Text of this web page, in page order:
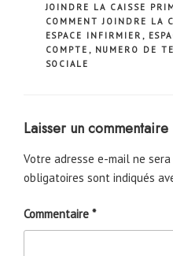
JOINDRE LA CAISSE
COMMENT JOINDRE LA
ESPACE INFIRMIER ,
COMPTE , NUMERO DE
SOCIALE
Laisser un commentaire
Votre adresse e-mail ne
obligatoires sont indiqués
Commentaire *